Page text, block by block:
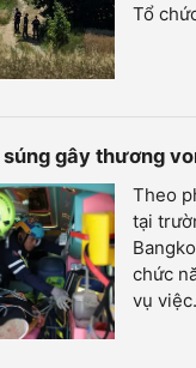
Tổ
súng gây thương
Theo
tại
chức
vụ việc.